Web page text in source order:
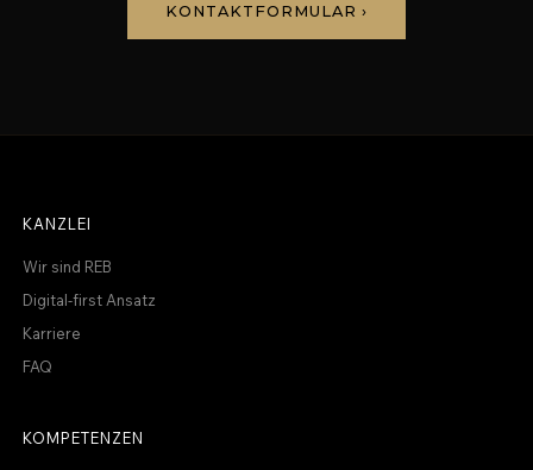
KONTAKTFORMULAR ›
KANZLEI
Wir sind REB
Digital-first Ansatz
Karriere
FAQ
KOMPETENZEN